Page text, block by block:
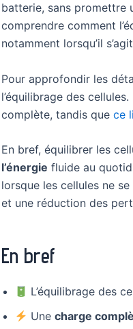
batterie, sans promettre
comprendre comment
notamment lorsqu’il
Pour approfondir les
l’équilibrage des cellules.
complète, tandis que ce
En bref, équilibrer les
l’énergie fluide au
lorsque les cellules ne
et une réduction des
En bref
L’équilibrage des
Unecharge